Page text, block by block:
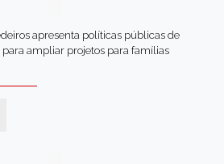
apresenta políticas públicas de
para ampliar projetos para famílias